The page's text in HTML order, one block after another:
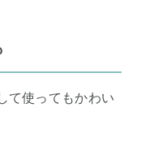
て使ってもかわい